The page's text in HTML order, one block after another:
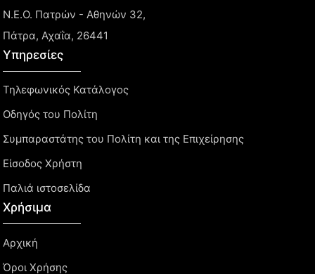
Ν.Ε.Ο. Πατρών - Αθηνών 32,
Πάτρα, Αχαΐα, 26441
Υπηρεσίες
Τηλεφωνικός Κατάλογος
Οδηγός του Πολίτη
Συμπαραστάτης του Πολίτη και της Επιχείρησης
Είσοδος Χρήστη
Παλιά ιστοσελίδα
Χρήσιμα
Αρχική
Όροι Χρήσης